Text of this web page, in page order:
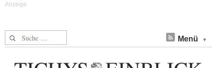
Suche nach: Menü